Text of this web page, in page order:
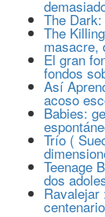
The
The
masacre,
El gran
fondos
Así
acoso
Babies:
Trío (
Teenage
dos
centenario